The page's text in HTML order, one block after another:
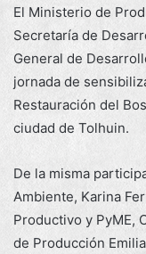
El Ministerio de
Secretaría de
General de
jornada de
Restauración del
ciudad de Tolhuin.
De la misma
Ambiente, Karina
Productivo y PyME,
de Producción